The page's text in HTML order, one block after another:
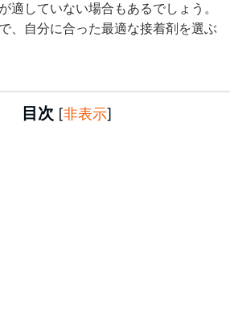
適していない場合もあるでしょう。
、自分に合った最適な接着剤を選ぶ
目次 [非表示]